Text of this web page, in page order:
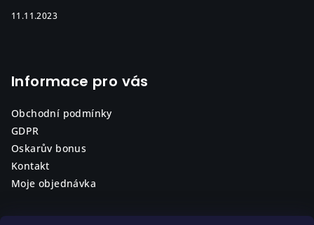
11.11.2023
Informace pro vás
Obchodní podmínky
GDPR
Oskarův bonus
Kontakt
Moje objednávka